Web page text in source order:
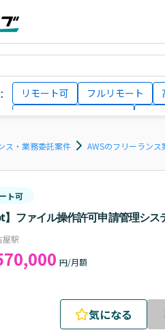
リモート可 フルリモート
AIエンジニア
ス・業務委託案件 AWSのフリーランス
ト可
】ファイル操作許可申請管理シ
屋駅
円/月額
気になる